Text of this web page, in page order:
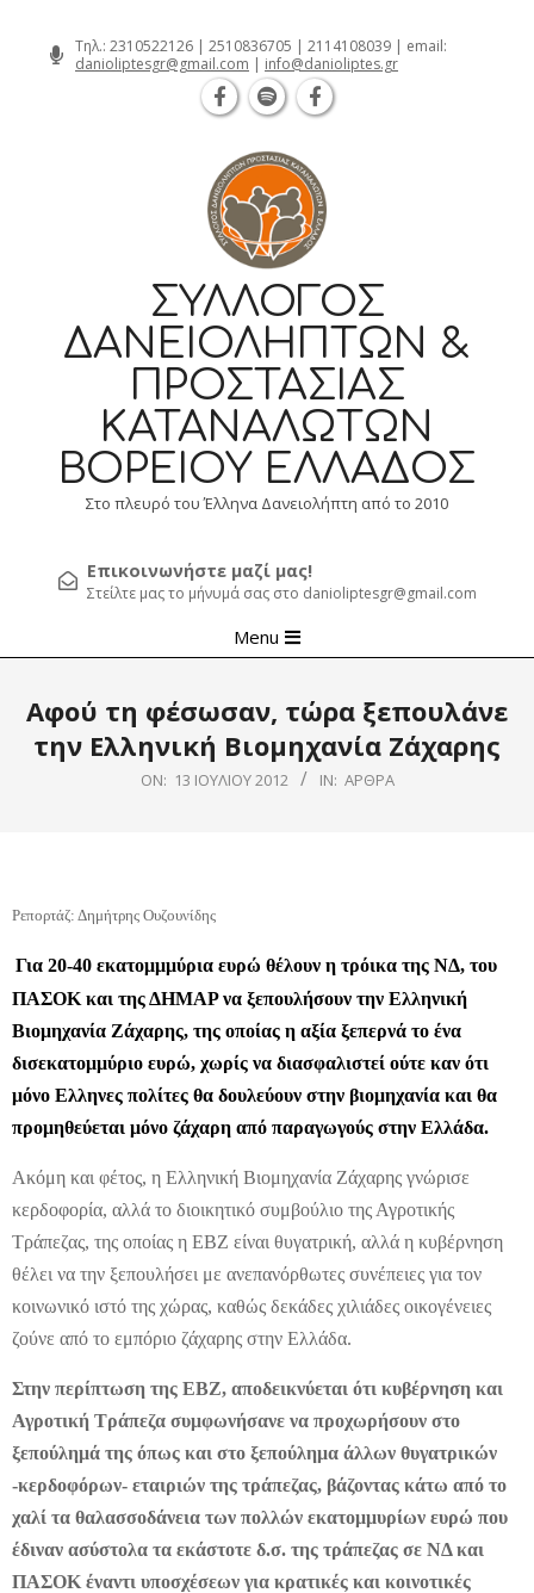
Τηλ.: 2310522126 | 2510836705 | 2114108039 | email:
danioliptesgr@gmail.com | info@danioliptes.gr
ΣΎΛΛΟΓΟΣ
ΔΑΝΕΙΟΛΗΠΤΏΝ &
ΠΡΟΣΤΑΣΊΑΣ
ΚΑΤΑΝΑΛΩΤΏΝ
ΒΟΡΕΊΟΥ ΕΛΛΆΔΟΣ
Στο πλευρό του Έλληνα Δανειολήπτη από το 2010
Επικοινωνήστε μαζί μας!
Στείλτε μας το μήνυμά σας στο danioliptesgr@gmail.com
Navigation
Menu
Αφού τη φέσωσαν, τώρα ξεπουλάνε
την Ελληνική Βιομηχανία Ζάχαρης
ON: 13 ΙΟΥΛΊΟΥ 2012 IN: ΆΡΘΡΑ
Ρεπορτάζ: Δημήτρης Ουζουνίδης
Για 20-40 εκατομμμύρια ευρώ θέλουν η τρόικα της ΝΔ, του
ΠΑΣΟΚ και της ΔΗΜΑΡ να ξεπουλήσουν την Ελληνική
Βιομηχανία Ζάχαρης, της οποίας η αξία ξεπερνά το ένα
δισεκατομμύριο ευρώ, χωρίς να διασφαλιστεί ούτε καν ότι
μόνο Ελληνες πολίτες θα δουλεύουν στην βιομηχανία και θα
προμηθεύεται μόνο ζάχαρη από παραγωγούς στην Ελλάδα.
Ακόμη και φέτος, η Ελληνική Βιομηχανία Ζάχαρης γνώρισε
κερδοφορία, αλλά το διοικητικό συμβούλιο της Αγροτικής
Τράπεζας, της οποίας η ΕΒΖ είναι θυγατρική, αλλά η κυβέρνηση
θέλει να την ξεπουλήσει με ανεπανόρθωτες συνέπειες για τον
κοινωνικό ιστό της χώρας, καθώς δεκάδες χιλιάδες οικογένειες
ζούνε από το εμπόριο ζάχαρης στην Ελλάδα.
Στην περίπτωση της ΕΒΖ, αποδεικνύεται ότι κυβέρνηση και
Αγροτική Τράπεζα συμφωνήσανε να προχωρήσουν στο
ξεπούλημά της όπως και στο ξεπούλημα άλλων θυγατρικών
-κερδοφόρων- εταιριών της τράπεζας, βάζοντας κάτω από το
χαλί τα θαλασσοδάνεια των πολλών εκατομμυρίων ευρώ που
έδιναν ασύστολα τα εκάστοτε δ.σ. της τράπεζας σε ΝΔ και
ΠΑΣΟΚ έναντι υποσχέσεων για κρατικές και κοινοτικές